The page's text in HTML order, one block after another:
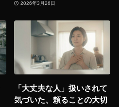
2026年3月26日
「大丈夫な人」扱いされて
気づいた、頼ることの大切